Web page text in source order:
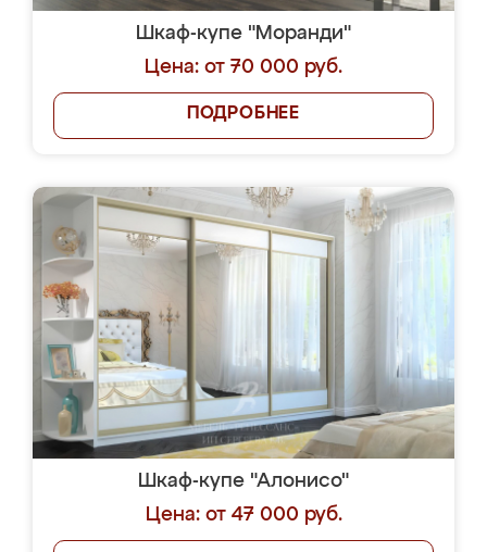
Шкаф-купе "Моранди"
Цена: от 70 000 руб.
ПОДРОБНЕЕ
Шкаф-купе "Алонисо"
Цена: от 47 000 руб.